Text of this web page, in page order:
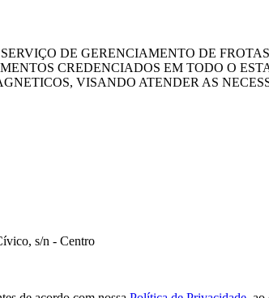
DE GERENCIAMENTO DE
CREDENCIADOS EM TODO O
VISANDO ATENDER AS
s/n - Centro